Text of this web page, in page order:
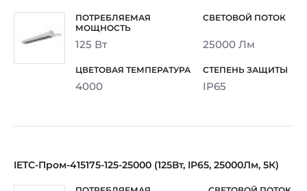
125 Вт 25000 Лм
4000 IP65
IETC-Пром-415175-125-25000 (125Вт, IP65, 25000Лм, 5К)